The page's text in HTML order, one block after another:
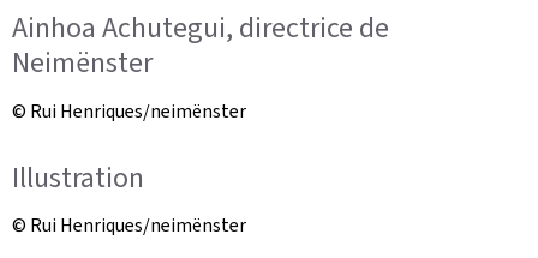
Ainhoa Achutegui, directrice de
Neimënster
© Rui Henriques/neimënster
Illustration
© Rui Henriques/neimënster